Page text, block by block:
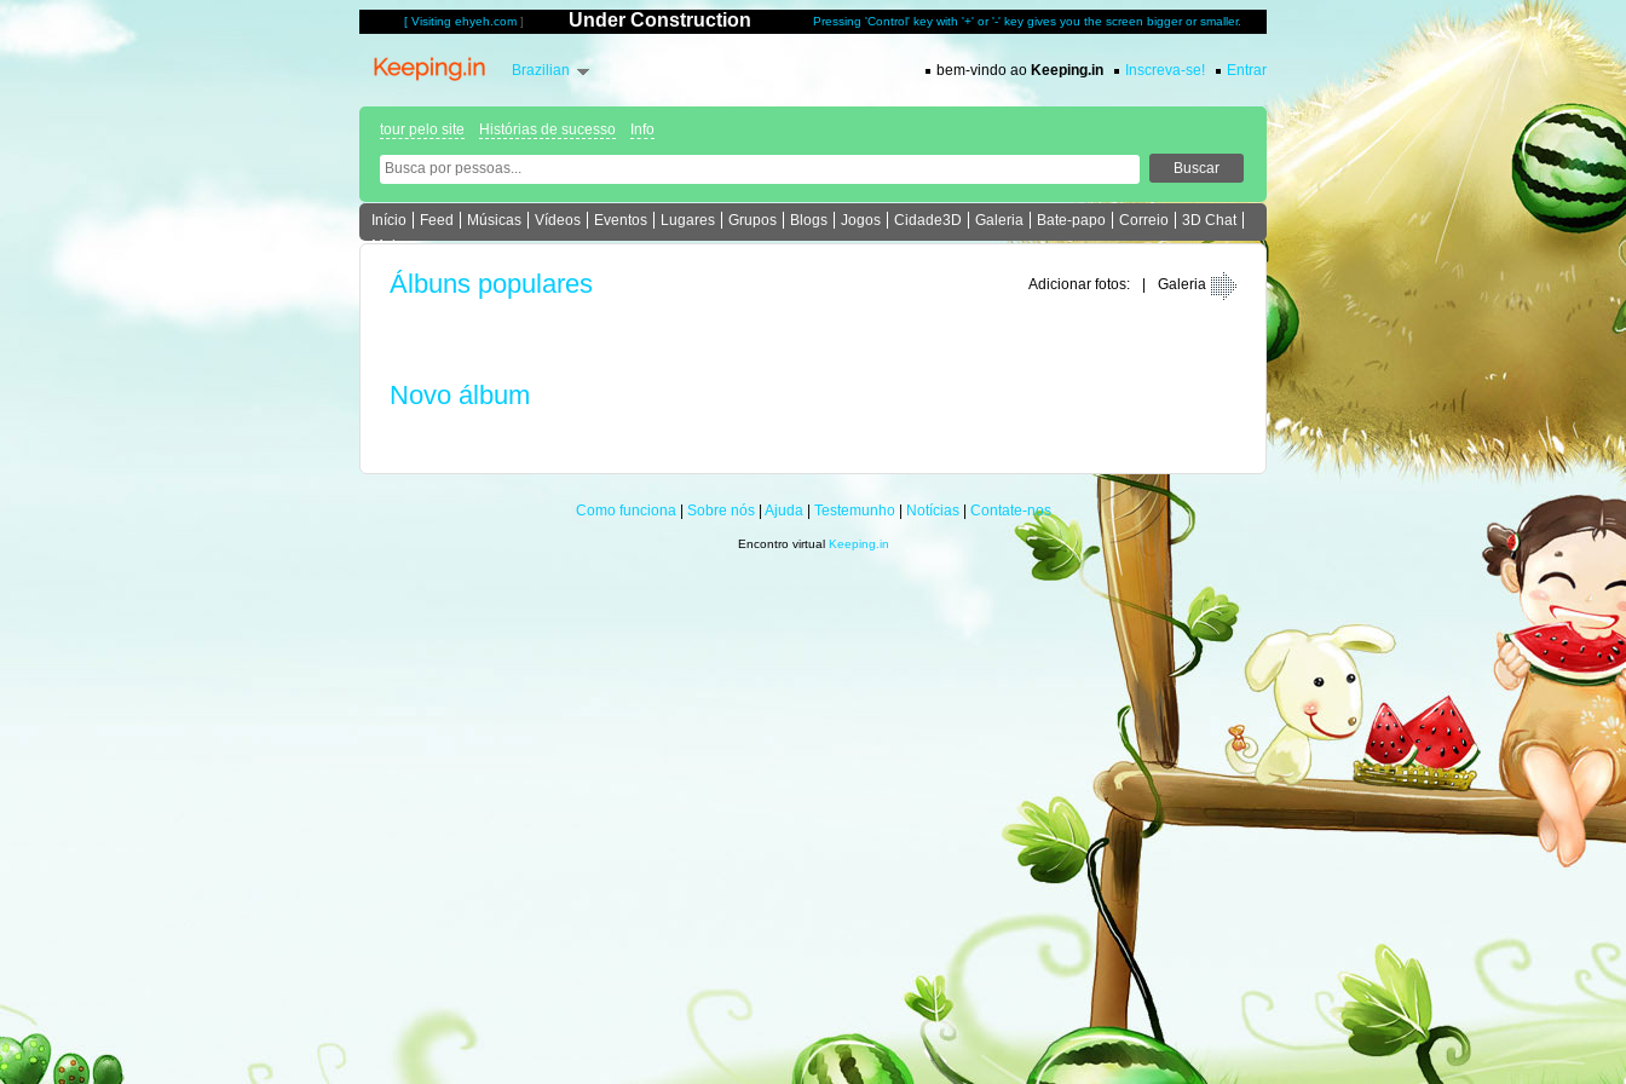
[ Visiting ehyeh.com ] Under Construction Pressing 'Control' key with '+' or '-' key gives you the screen bigger or smaller.
Brazilian bem-vindo ao Keeping.in Inscreva-se! Entrar
tour pelo site Histórias de sucesso Info
Início Feed Músicas Vídeos Eventos Lugares Grupos Blogs Jogos Cidade3D Galeria Bate-papo Correio
3D Chat
Mais
Adicionar fotos: | Galeria
Álbuns populares
Novo álbum
Como funciona| Sobre nós| Ajuda| Testemunho| Notícias| Contate-nos
Encontro virtual Keeping.in